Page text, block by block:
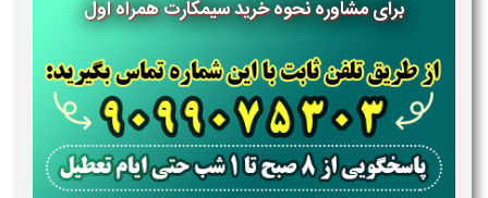
برای مشاوره نحوه خرید سیمکارت همراه اول